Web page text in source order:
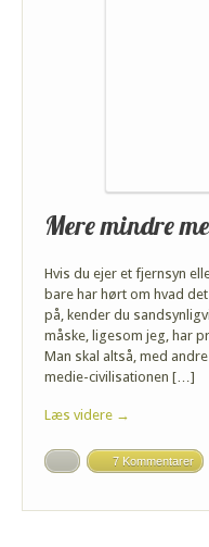
Mere mindre
Hvis du ejer et fjernsyn
bare har hørt om hvad
på, kender du
måske, ligesom jeg, har
Man skal altså, med
medie-civilisationen […]
Læs videre →
7 Kommentarer